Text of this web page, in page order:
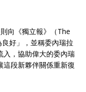
向《獨立報》（The
好」，並稱委內瑞拉
入，協助偉大的委內瑞
這段新夥伴關係重新復